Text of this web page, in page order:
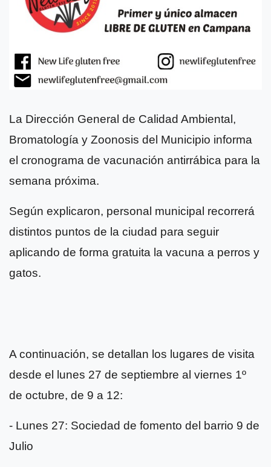
La Dirección General de Calidad Ambiental,
Bromatología y Zoonosis del Municipio informa
el cronograma de vacunación antirrábica para la
semana próxima.
Según explicaron, personal municipal recorrerá
distintos puntos de la ciudad para seguir
aplicando de forma gratuita la vacuna a perros y
gatos.
A continuación, se detallan los lugares de visita
desde el lunes 27 de septiembre al viernes 1º
de octubre, de 9 a 12:
- Lunes 27: Sociedad de fomento del barrio 9 de
Julio